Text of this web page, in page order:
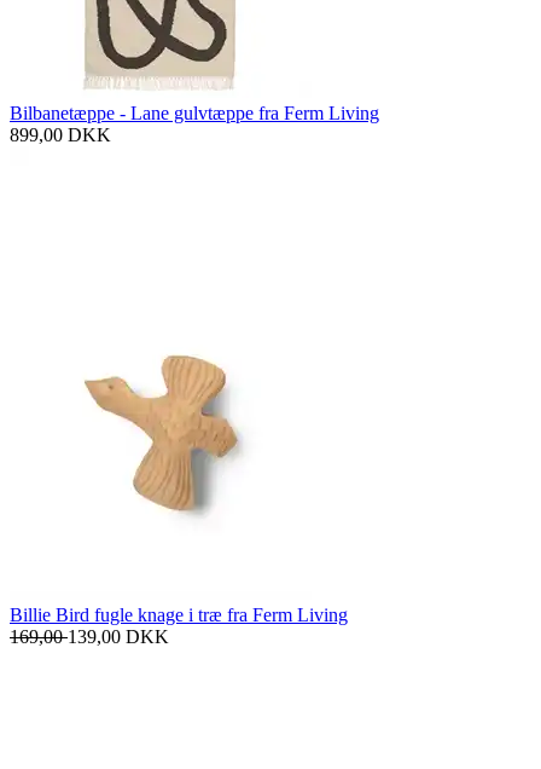
Bilbanetæppe - Lane gulvtæppe fra Ferm Living
899,00 DKK
Billie Bird fugle knage i træ fra Ferm Living
169,00139,00 DKK